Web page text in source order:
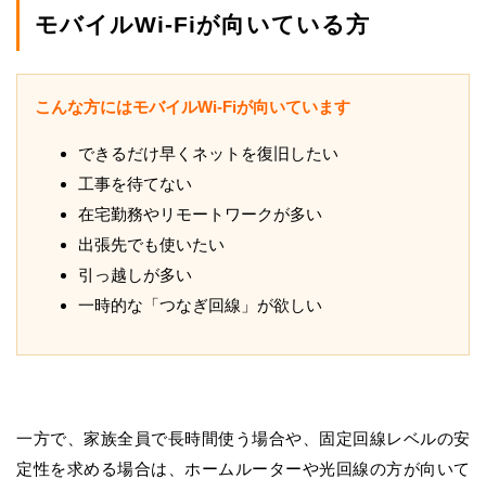
モバイルWi-Fiが向いている方
こんな方にはモバイルWi-Fiが向いています
できるだけ早くネットを復旧したい
工事を待てない
在宅勤務やリモートワークが多い
出張先でも使いたい
引っ越しが多い
一時的な「つなぎ回線」が欲しい
一方で、家族全員で長時間使う場合や、固定回線レベルの安
定性を求める場合は、ホームルーターや光回線の方が向いて